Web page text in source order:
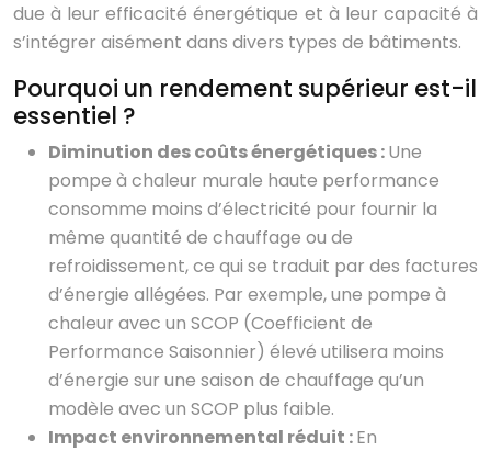
due à leur efficacité énergétique et à leur capacité à
s’intégrer aisément dans divers types de bâtiments.
Pourquoi un rendement supérieur est-il
essentiel ?
Diminution des coûts énergétiques :Une
pompe à chaleur murale haute performance
consomme moins d’électricité pour fournir la
même quantité de chauffage ou de
refroidissement, ce qui se traduit par des factures
d’énergie allégées. Par exemple, une pompe à
chaleur avec un SCOP (Coefficient de
Performance Saisonnier) élevé utilisera moins
d’énergie sur une saison de chauffage qu’un
modèle avec un SCOP plus faible.
Impact environnemental réduit :En